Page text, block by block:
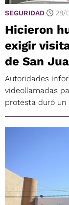
SEGURIDAD 28/
Hicieron
exigir
de San
Autoridades
videollamadas
protesta duró